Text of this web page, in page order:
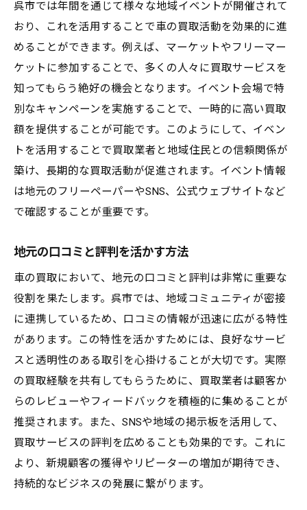
呉市では年間を通じて様々な地域イベントが開催されて
おり、これを活用することで車の買取活動を効果的に進
めることができます。例えば、マーケットやフリーマー
ケットに参加することで、多くの人々に買取サービスを
知ってもらう絶好の機会となります。イベント会場で特
別なキャンペーンを実施することで、一時的に高い買取
額を提供することが可能です。このようにして、イベン
トを活用することで買取業者と地域住民との信頼関係が
築け、長期的な買取活動が促進されます。イベント情報
は地元のフリーペーパーやSNS、公式ウェブサイトなど
で確認することが重要です。
地元の口コミと評判を活かす方法
車の買取において、地元の口コミと評判は非常に重要な
役割を果たします。呉市では、地域コミュニティが密接
に連携しているため、口コミの情報が迅速に広がる特性
があります。この特性を活かすためには、良好なサービ
スと透明性のある取引を心掛けることが大切です。実際
の買取経験を共有してもらうために、買取業者は顧客か
らのレビューやフィードバックを積極的に集めることが
推奨されます。また、SNSや地域の掲示板を活用して、
買取サービスの評判を広めることも効果的です。これに
より、新規顧客の獲得やリピーターの増加が期待でき、
持続的なビジネスの発展に繋がります。